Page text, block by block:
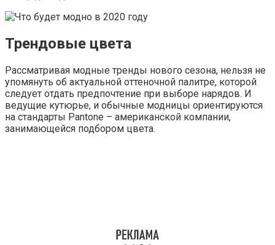
Трендовые цвета
Рассматривая модные тренды нового сезона, нельзя не
упомянуть об актуальной оттеночной палитре, которой
следует отдать предпочтение при выборе нарядов. И
ведущие кутюрье, и обычные модницы ориентируются
на стандарты Pantone – американской компании,
занимающейся подбором цвета.